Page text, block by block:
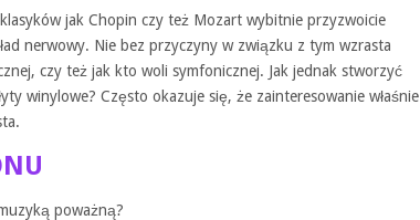
jak Chopin czy też Mozart wybitnie przyzwoicie
nerwowy. Nie bez przyczyny w związku z tym wzrasta
czy też jak kto woli symfonicznej. Jak jednak stworzyć
winylowe? Często okazuje się, że zainteresowanie właśnie
poważną?